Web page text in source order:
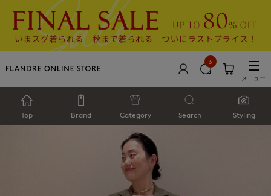
3
メニュー
Top Brand Category Search Styling